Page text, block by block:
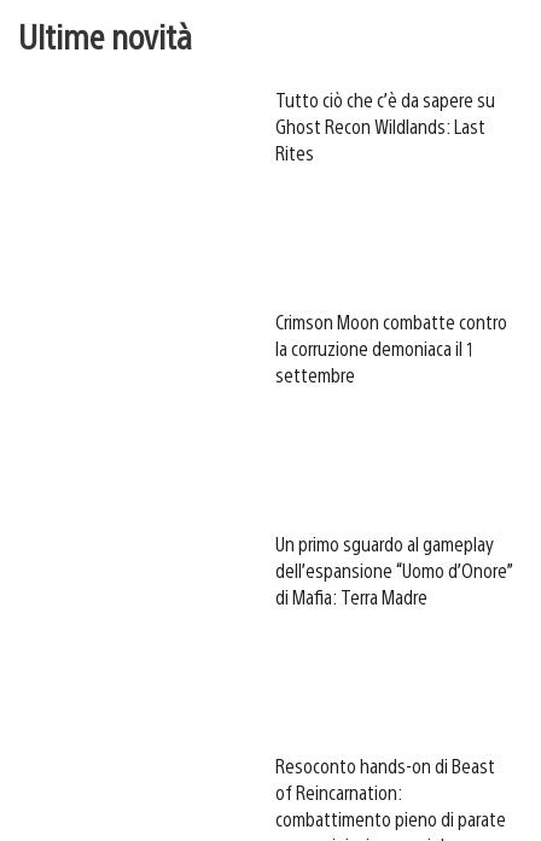
Ultime novità
Tutto ciò che c’è da sapere su
Ghost Recon Wildlands: Last
Rites
Crimson Moon combatte contro
la corruzione demoniaca il 1
settembre
Un primo sguardo al gameplay
dell’espansione “Uomo d’Onore”
di Mafia: Terra Madre
Resoconto hands-on di Beast
of Reincarnation:
combattimento pieno di parate